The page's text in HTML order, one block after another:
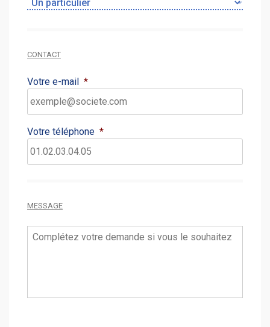
CONTACT
Votre e-mail *
Votre téléphone *
MESSAGE